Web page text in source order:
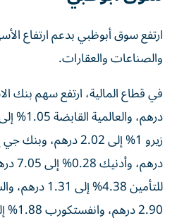
ارتفع سوق أبوظبي بدعم ارتفاع
والصناعات والعقارات.